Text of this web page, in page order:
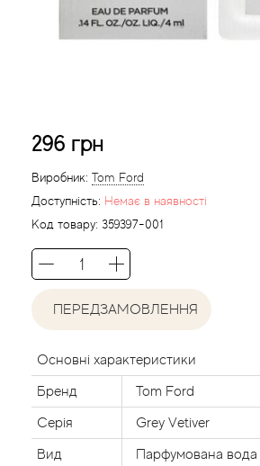
296 грн
Виробник: Tom Ford
Доступність: Немає в наявності
Код товару: 359397-001
ПЕРЕДЗАМОВЛЕННЯ
Основні характеристики
Бренд
Tom Ford
Серія
Grey Vetiver
Вид
Парфумована вода
Al Jazeera
Alexander McQueen
Alexandre Barthet
Alexandre J
Alfred Dunhill
Alyson Oldoini
Alyssa Ashley
American Crew
Amouage